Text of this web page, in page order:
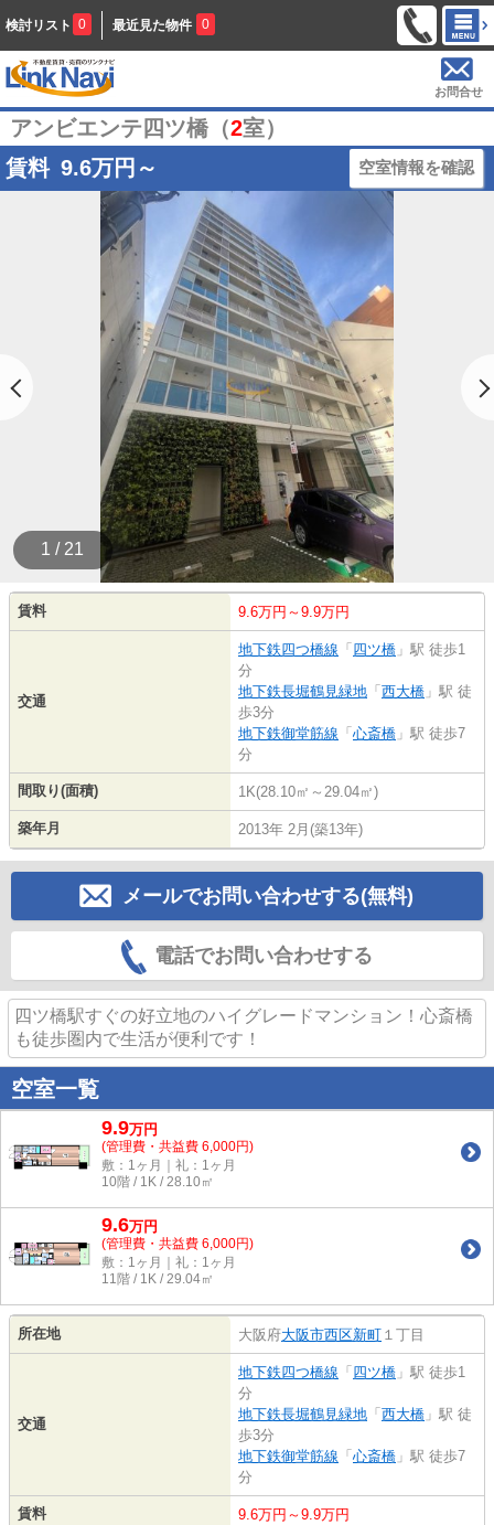
検討リスト 0 最近見た物件 0
お問合せ
アンビエンテ四ツ橋（2室）
賃料 9.6万円～ 空室情報を確認
1 / 21
賃料 9.6万円～9.9万円
交通
地下鉄四つ橋線 「 四ツ橋 」駅 徒歩1
分
地下鉄長堀鶴見緑地 「 西大橋 」駅 徒
歩3分
地下鉄御堂筋線 「 心斎橋 」駅 徒歩7
分
間取り(面積) 1K(28.10㎡～29.04㎡)
築年月 2013年 2月(築13年)
メールでお問い合わせする(無料)
電話でお問い合わせする
四ツ橋駅すぐの好立地のハイグレードマンション！心斎橋
も徒歩圏内で生活が便利です！
空室一覧
9.9万円
(管理費・共益費 6,000円)
敷：1ヶ月｜礼：1ヶ月
10階 / 1K / 28.10㎡
9.6万円
(管理費・共益費 6,000円)
敷：1ヶ月｜礼：1ヶ月
11階 / 1K / 29.04㎡
所在地 大阪府大阪市西区新町 １丁目
交通
地下鉄四つ橋線 「 四ツ橋 」駅 徒歩1
分
地下鉄長堀鶴見緑地 「 西大橋 」駅 徒
歩3分
地下鉄御堂筋線 「 心斎橋 」駅 徒歩7
分
賃料 9.6万円～9.9万円